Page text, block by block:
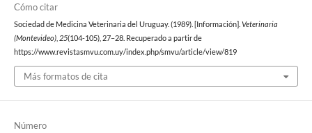
Cómo citar
Sociedad de Medicina Veterinaria del Uruguay. (1989). [Información]. Veterinaria
(Montevideo), 25(104-105), 27–28. Recuperado a partir de
https://www.revistasmvu.com.uy/index.php/smvu/article/view/819
Más formatos de cita
Número